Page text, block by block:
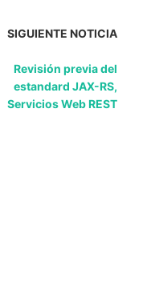
SIGUIENTE NOTICIA
Revisión previa del
estandard JAX-RS,
Servicios Web REST